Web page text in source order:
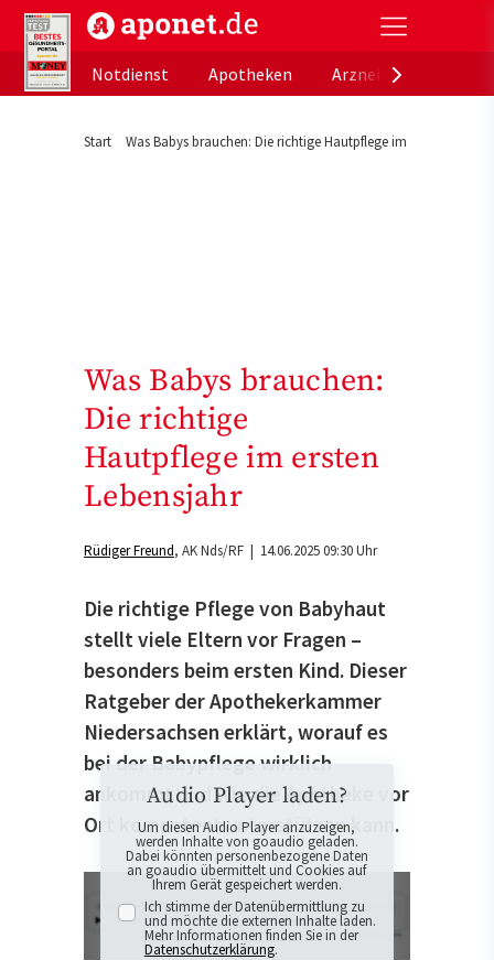
aponet.de - Das offizielle Gesundheitsportal der
Notdienst
Apotheken
Start Was Babys brauchen: Die richtige Hautpflege im ersten
Was Babys brauchen:
Die richtige
Hautpflege im ersten
Lebensjahr
Rüdiger Freund AK Nds/RF | 14.06.2025 09:30 Uhr
Die richtige Pflege von Babyhaut
stellt viele Eltern vor Fragen –
besonders beim ersten Kind. Dieser
Ratgeber der Apothekerkammer
Niedersachsen erklärt, worauf es
bei der Babypflege wirklich
ankommt und wie die Apotheke vor
Ort kompetent unterstützen kann.
Audio Player laden?
Um diesen Audio Player anzuzeigen,
werden Inhalte von goaudio geladen.
Dabei könnten personenbezogene Daten
an goaudio übermittelt und Cookies auf
Ihrem Gerät gespeichert werden.
Ich stimme der Datenübermittlung zu
und möchte die externen Inhalte laden.
Mehr Informationen finden Sie in der
Datenschutzerklärung.